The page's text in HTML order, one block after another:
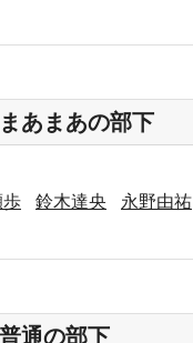
まあまあの部下
鈴木達央 永野由祐
普通の部下